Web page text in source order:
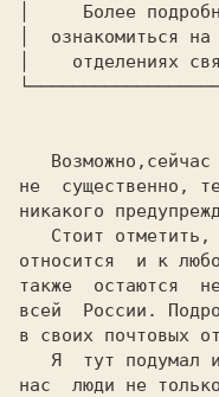
│     Более
│  ознакомиться
│    отделениях
не  существенно,
никакого
относится  и к
также  остаются
всей  России.
в своих почтовых
нас  люди не